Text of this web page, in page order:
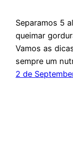
Separamos 5
queimar
Vamos as
sempre um
2 de